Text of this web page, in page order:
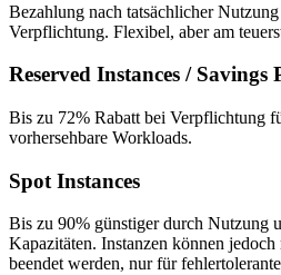
Bezahlung nach tatsächlicher
Verpflichtung. Flexibel, aber am
Reserved Instances / Savings
Bis zu 72% Rabatt bei Verpflichtung
vorhersehbare Workloads.
Spot Instances
Bis zu 90% günstiger durch Nutzung
Kapazitäten. Instanzen können
beendet werden, nur für